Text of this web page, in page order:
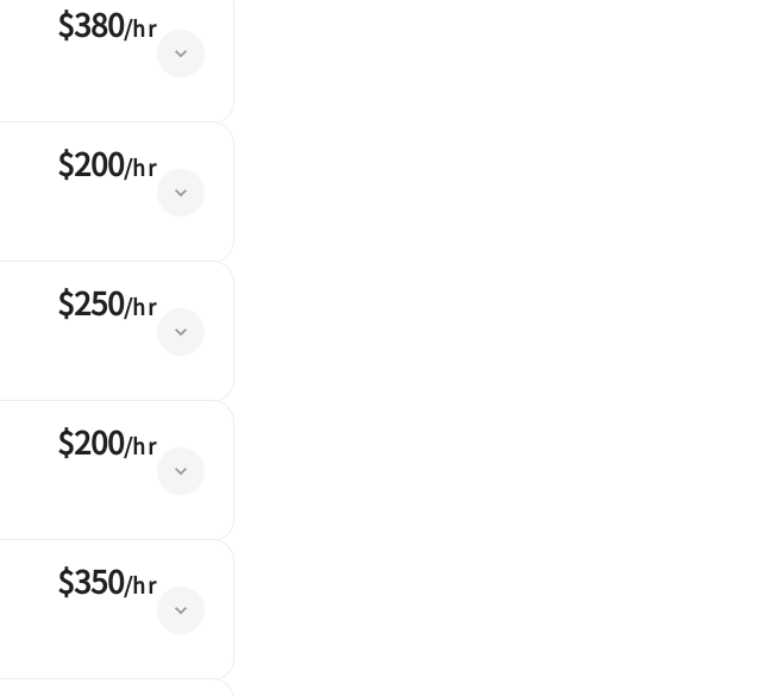
$380/hr
$200/hr
$250/hr
$200/hr
$350/hr